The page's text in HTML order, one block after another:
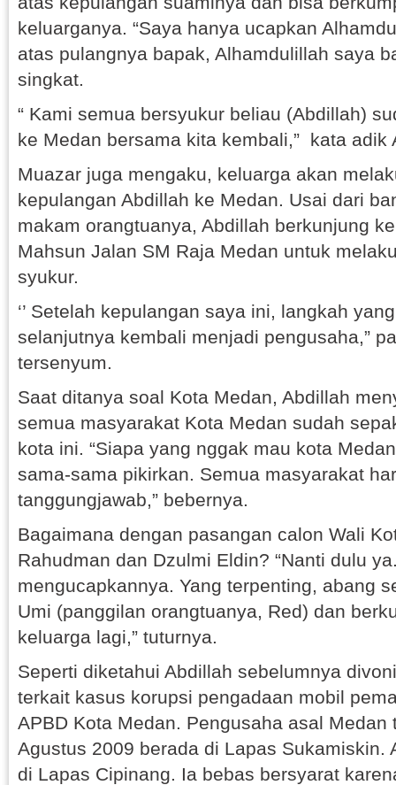
keluarganya. “Saya hanya ucapkan
atas pulangnya bapak, Alhamdulillah saya
singkat.
“ Kami semua bersyukur beliau (Abdillah)
ke Medan bersama kita kembali,” kata
Muazar juga mengaku, keluarga akan
kepulangan Abdillah ke Medan. Usai dari
makam orangtuanya, Abdillah berkunjung
Mahsun Jalan SM Raja Medan untuk
syukur.
‘’ Setelah kepulangan saya ini, langkah
selanjutnya kembali menjadi pengusaha,”
tersenyum.
Saat ditanya soal Kota Medan, Abdillah
semua masyarakat Kota Medan sudah
kota ini. “Siapa yang nggak mau kota
sama-sama pikirkan. Semua masyarakat
tanggungjawab,” bebernya.
Bagaimana dengan pasangan calon Wali
Rahudman dan Dzulmi Eldin? “Nanti dulu
mengucapkannya. Yang terpenting, abang
Umi (panggilan orangtuanya, Red) dan
keluarga lagi,” tuturnya.
Seperti diketahui Abdillah sebelumnya
terkait kasus korupsi pengadaan mobil
APBD Kota Medan. Pengusaha asal Medan
Agustus 2009 berada di Lapas Sukamiskin.
di Lapas Cipinang. Ia bebas bersyarat